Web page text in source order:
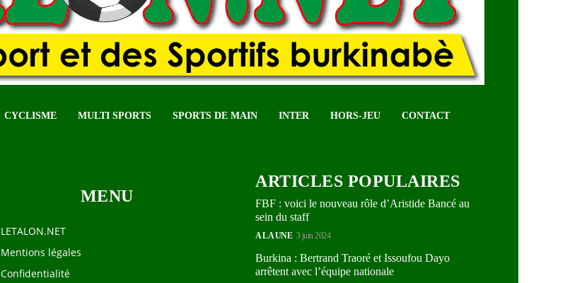
CYCLISME MULTI SPORTS SPORTS DE MAIN INTER HORS-JEU CONTACT
MENU
LETALON.NET
Mentions légales
Confidentialité
ARTICLES POPULAIRES
FBF : voici le nouveau rôle d’Aristide Bancé au
sein du staff
A LA UNE 3 juin 2024
Burkina : Bertrand Traoré et Issoufou Dayo
arrêtent avec l’équipe nationale